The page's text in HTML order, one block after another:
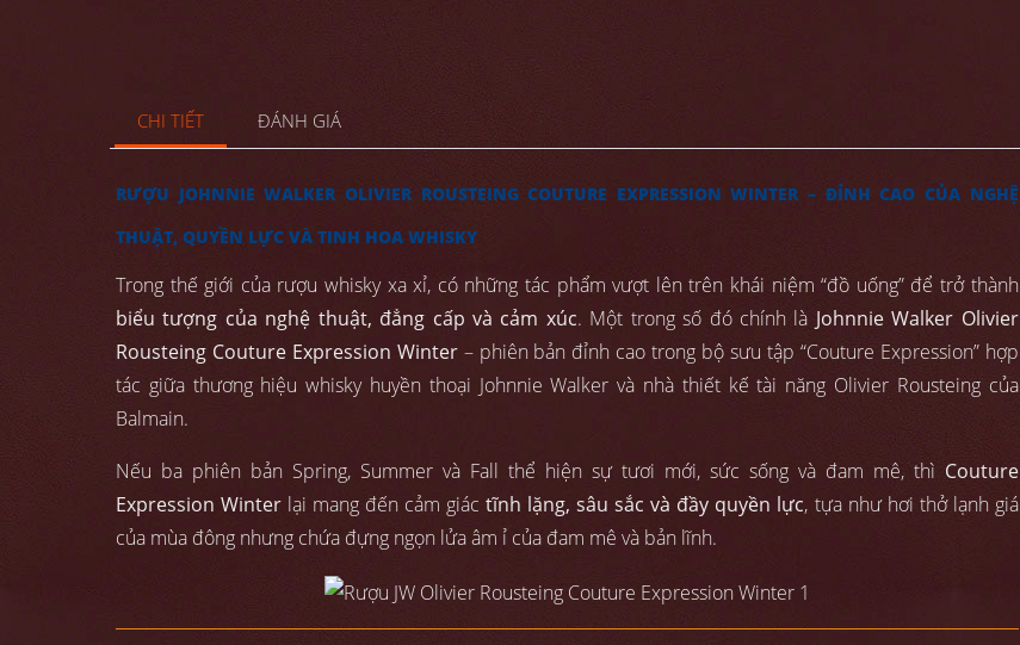
CHI TIẾT ĐÁNH GIÁ
RƯỢU JOHNNIE WALKER OLIVIER ROUSTEING COUTURE EXPRESSION WINTER – ĐỈNH CAO CỦA NGHỆ
THUẬT, QUYỀN LỰC VÀ TINH HOA WHISKY
Trong thế giới của rượu whisky xa xỉ, có những tác phẩm vượt lên trên khái niệm “đồ uống” để trở thành
biểu tượng của nghệ thuật, đẳng cấp và cảm xúc. Một trong số đó chính là Johnnie Walker Olivier
Rousteing Couture Expression Winter– phiên bản đỉnh cao trong bộ sưu tập “Couture Expression” hợp
tác giữa thương hiệu whisky huyền thoại Johnnie Walker và nhà thiết kế tài năng Olivier Rousteing của
Balmain.
Nếu ba phiên bản Spring, Summer và Fall thể hiện sự tươi mới, sức sống và đam mê, thì Couture
Expression Winter lại mang đến cảm giáctĩnh lặng, sâu sắc và đầy quyền lực, tựa như hơi thở lạnh giá
của mùa đông nhưng chứa đựng ngọn lửa âm ỉ của đam mê và bản lĩnh.